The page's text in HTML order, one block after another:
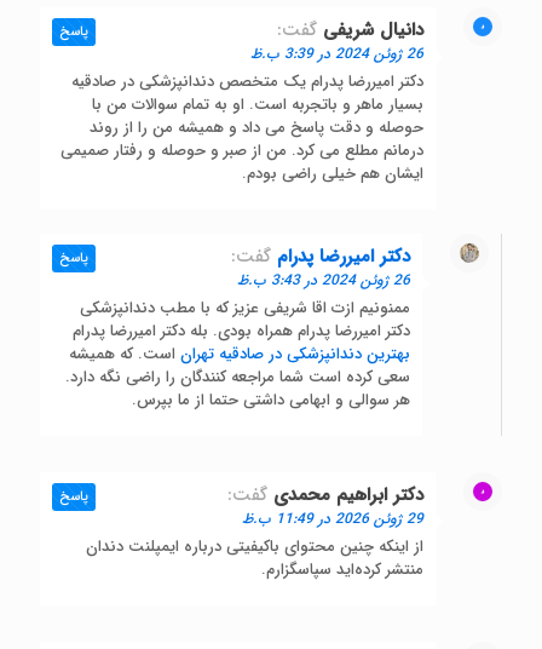
دانیال شریفی گفت:
26 ژوئن 2024 در 3:39 ب.ظ
دکتر امیررضا پدرام یک متخصص دندانپزشکی در صادقیه
بسیار ماهر و باتجربه است. او به تمام سوالات من با
حوصله و دقت پاسخ می داد و همیشه من را از روند
درمانم مطلع می کرد. من از صبر و حوصله و رفتار صمیمی
ایشان هم خیلی راضی بودم.
پاسخ
دکتر امیررضا پدرام گفت:
26 ژوئن 2024 در 3:43 ب.ظ
ممنونیم ازت اقا شریفی عزیز که با مطب دندانپزشکی
دکتر امیررضا پدرام همراه بودی. بله دکتر امیررضا پدرام
بهترین دندانپزشکی در صادقیه تهران است. که همیشه
سعی کرده است شما مراجعه کنندگان را راضی نگه دارد.
هر سوالی و ابهامی داشتی حتما از ما بپرس.
پاسخ
دکتر ابراهیم محمدی گفت:
29 ژوئن 2026 در 11:49 ب.ظ
از اینکه چنین محتوای باکیفیتی درباره ایمپلنت دندان
منتشر کرده‌اید سپاسگزارم.
پاسخ